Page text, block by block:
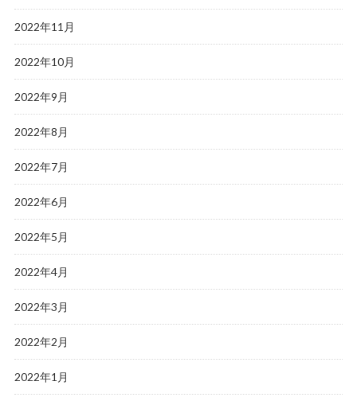
2022年11月
2022年10月
2022年9月
2022年8月
2022年7月
2022年6月
2022年5月
2022年4月
2022年3月
2022年2月
2022年1月